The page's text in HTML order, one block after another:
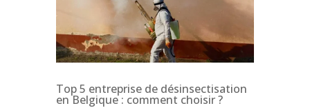
Top 5 entreprise de désinsectisation
en Belgique : comment choisir ?